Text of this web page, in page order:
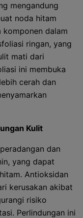
mengandung
noda hitam
komponen dalam
ringan, yang
mati dari
ini membuka
cerah dan
Kulit
dan
yang dapat
Antioksidan
kerusakan akibat
risiko
Perlindungan ini